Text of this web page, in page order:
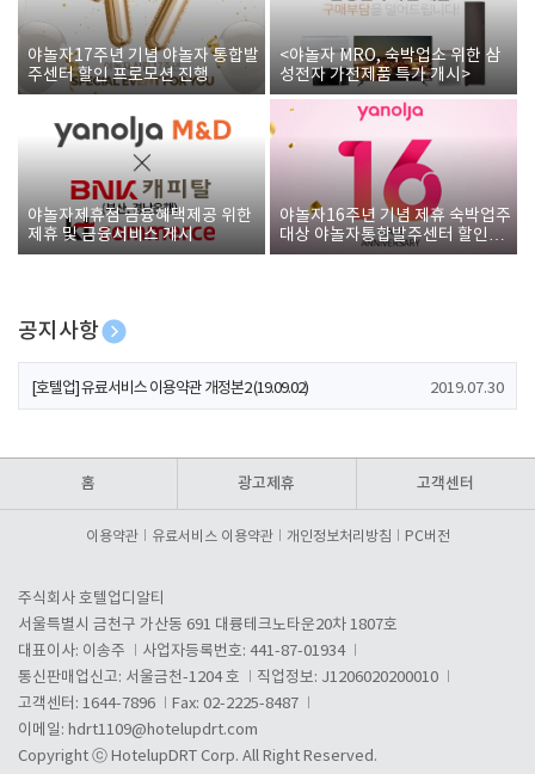
야놀자17주년 기념 야놀자 통합발
주센터 할인 프로모션 진행
<야놀자 MRO, 숙박업소 위한 삼
성전자 가전제품 특가 개시>
야놀자제휴점 금융혜택제공 위한
제휴 및 금융서비스 게시
야놀자16주년 기념 제휴 숙박업주
대상 야놀자통합발주센터 할인쿠
폰 증정
공지사항
[호텔업] 개인정보 처리방침 개정본1 (19.09.02)
[호텔업] 유료서비스 이용약관 개정본2 (19.09.02) 2019.07.30
홈 광고제휴 고객센터
이용약관 유료서비스 이용약관 개인정보처리방침 PC버전
주식회사 호텔업디알티
서울특별시 금천구 가산동 691 대륭테크노타운20차 1807호
대표이사: 이송주
사업자등록번호: 441-87-01934
통신판매업신고: 서울금천-1204 호
직업정보: J1206020200010
고객센터: 1644-7896
Fax: 02-2225-8487
이메일: hdrt1109@hotelupdrt.com
Copyright ⓒ HotelupDRT Corp. All Right Reserved.